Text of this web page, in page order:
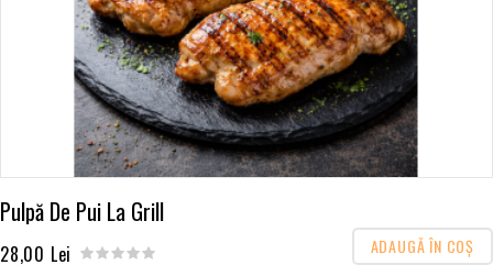
Pulpă De Pui La Grill
28,00 Lei ADAUGĂ ÎN COŞ